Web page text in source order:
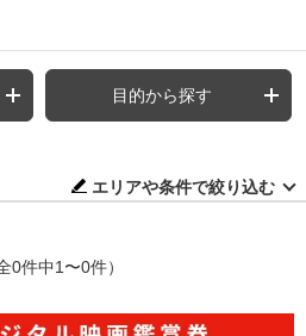
目的から探す
エリアや条件で絞り込む
0件中1〜0件）